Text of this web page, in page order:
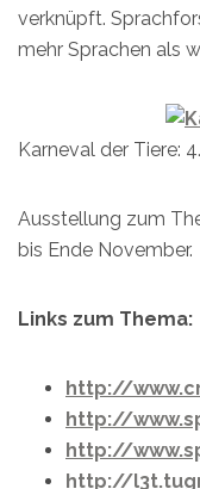
verknüpft.
mehr Sprachen als
Karneval der Tiere:
Ausstellung zum
bis Ende November.
Links zum Thema:
http://
http://
http://
http://